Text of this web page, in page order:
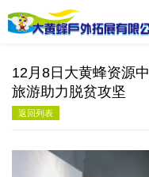
12月8日大黄蜂资源
旅游助力脱贫攻坚
返回列表